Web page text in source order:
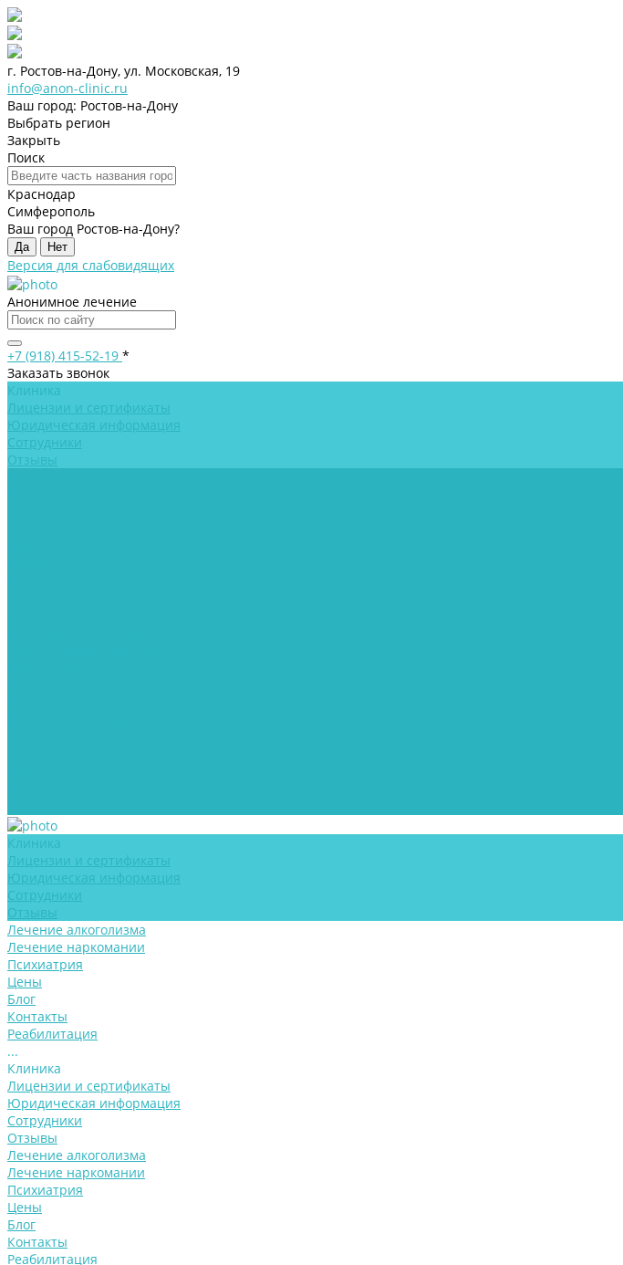
г. Ростов-на-Дону, ул. Московская, 19
info@anon-clinic.ru
Ваш город: Ростов-на-Дону
Выбрать регион
Закрыть
Поиск
Краснодар
Симферополь
Ваш город Ростов-на-Дону?
Да Нет
Версия для слабовидящих
Анонимное лечение
+7 (918) 415-52-19 *
Заказать звонок
Клиника
Лицензии и сертификаты
Юридическая информация
Сотрудники
Отзывы
Клиника
Лицензии и сертификаты
Юридическая информация
Сотрудники
Отзывы
Лечение алкоголизма
Лечение наркомании
Психиатрия
Цены
Блог
Контакты
Реабилитация
...
Клиника
Лицензии и сертификаты
Юридическая информация
Сотрудники
Отзывы
Лечение алкоголизма
Лечение наркомании
Психиатрия
Цены
Блог
Контакты
Реабилитация